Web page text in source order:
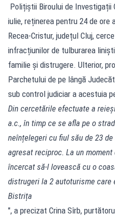
Polițiștii Biroului de Investigații
iulie, reținerea pentru 24 de ore
Recea-Cristur, județul Cluj,
infracțiunilor de tulburarea
familie și distrugere. Ulterior,
Parchetului de pe lângă
sub control judiciar a acestuia
Din cercetările efectuate a
a.c., în timp ce se afla pe o
neînțelegeri cu fiul său de 23
agresat reciproc. La un
încercat să-l lovească cu o
distrugeri la 2 autoturisme care
Bistrița
", a precizat Crina Sîrb,